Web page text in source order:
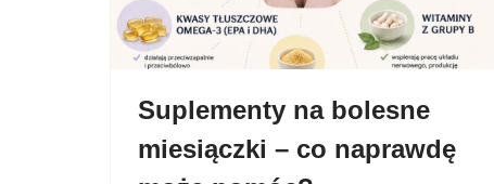
Suplementy na bolesne
miesiączki – co naprawdę